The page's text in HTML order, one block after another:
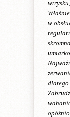
w
dlatego